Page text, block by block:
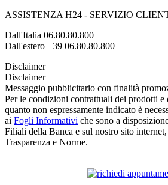
ASSISTENZA H24 - SERVIZIO
Dall'Italia 06.80.80.800
Dall'estero +39 06.80.80.800
Disclaimer
Disclaimer
Messaggio pubblicitario con finalità
Per le condizioni contrattuali dei prodotti
quanto non espressamente indicato è
ai Fogli Informativi che sono a
Filiali della Banca e sul nostro sito
Trasparenza e Norme.